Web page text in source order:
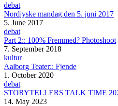
debat
Nordjyske mandag den 5. juni 2017
5. June 2017
debat
Part 2:: 100% Fremmed? Photoshoot
7. September 2018
kultur
Aalborg Teater:: Fjende
1. October 2020
debat
STORYTELLERS TALK TIME
14. May 2023